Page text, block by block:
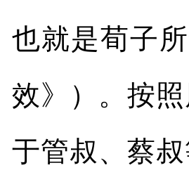
也就是荀子
效》）。按
于管叔、蔡